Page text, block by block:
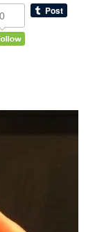
0